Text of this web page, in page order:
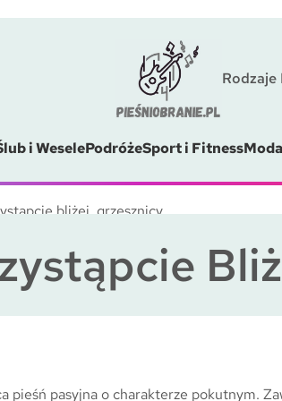
Rodzaje
i WeselePodróżeSport i FitnessModa
bliżej, grzesznicy
pieśń pasyjna o charakterze pokutnym.